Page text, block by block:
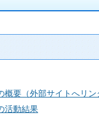
概要（外部サイトへリン
活動結果